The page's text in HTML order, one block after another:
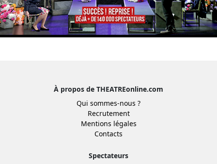
À propos de THEATREonline.com
Qui sommes-nous ?
Recrutement
Mentions légales
Contacts
Spectateurs